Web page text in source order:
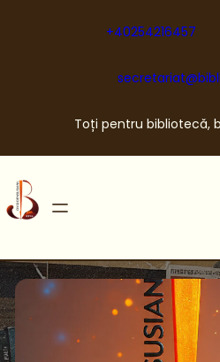
+40254216457
Toți pentru bibliotecă,